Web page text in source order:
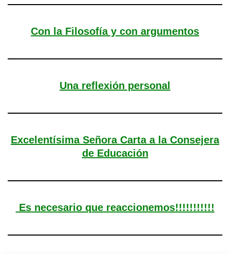
Con la Filosofía y con argumentos
Una reflexión personal
Excelentísima Señora Carta a la Consejera
de Educación
Es necesario que reaccionemos!!!!!!!!!!!